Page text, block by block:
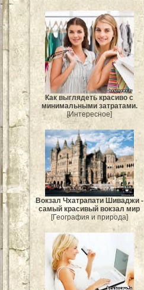
Как выглядеть красиво с
минимальными затратами.
[Интересное]
Вокзал Чхатрапати Шиваджи -
самый красивый вокзал мир
[География и природа]